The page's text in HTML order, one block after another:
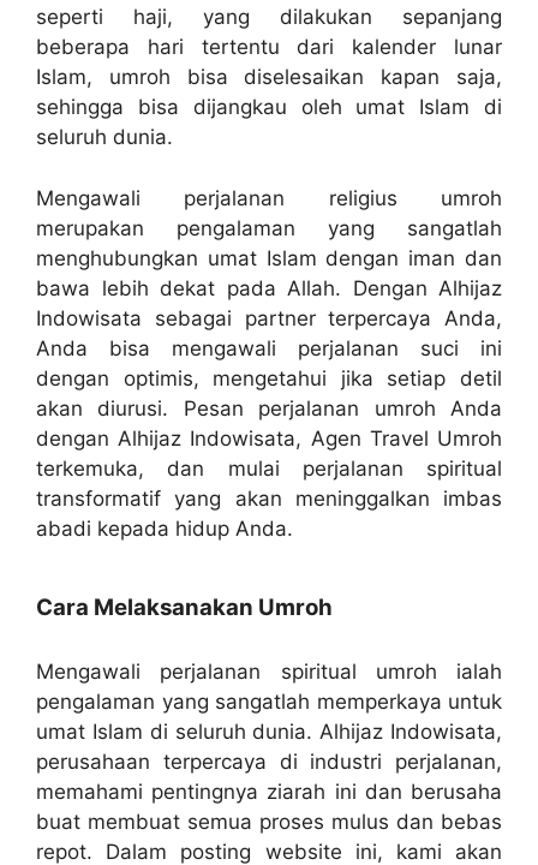
seperti haji, yang dilakukan sepanjang
beberapa hari tertentu dari kalender lunar
Islam, umroh bisa diselesaikan kapan saja,
sehingga bisa dijangkau oleh umat Islam di
seluruh dunia.
Mengawali perjalanan religius umroh
merupakan pengalaman yang sangatlah
menghubungkan umat Islam dengan iman dan
bawa lebih dekat pada Allah. Dengan Alhijaz
Indowisata sebagai partner terpercaya Anda,
Anda bisa mengawali perjalanan suci ini
dengan optimis, mengetahui jika setiap detil
akan diurusi. Pesan perjalanan umroh Anda
dengan Alhijaz Indowisata, Agen Travel Umroh
terkemuka, dan mulai perjalanan spiritual
transformatif yang akan meninggalkan imbas
abadi kepada hidup Anda.
Cara Melaksanakan Umroh
Mengawali perjalanan spiritual umroh ialah
pengalaman yang sangatlah memperkaya untuk
umat Islam di seluruh dunia. Alhijaz Indowisata,
perusahaan terpercaya di industri perjalanan,
memahami pentingnya ziarah ini dan berusaha
buat membuat semua proses mulus dan bebas
repot. Dalam posting website ini, kami akan